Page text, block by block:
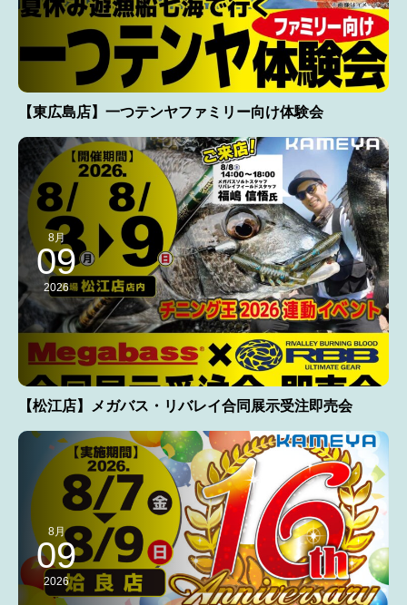
【東広島店】一つテンヤファミリー向け体験会
8月
09
2026
【松江店】メガバス・リバレイ合同展示受注即売会
8月
09
2026